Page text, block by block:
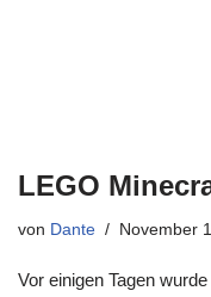
LEGO
von Dante November
Vor einigen Tagen